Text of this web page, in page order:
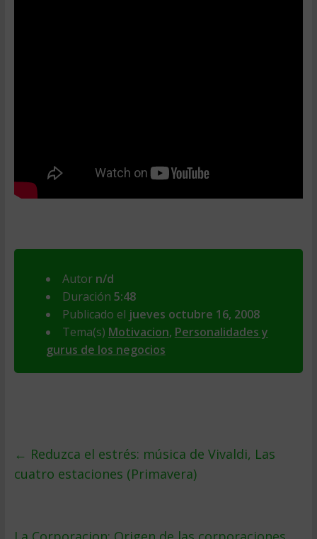
Autor n/d
Duración 5:48
Publicado el jueves octubre 16, 2008
Tema(s) Motivacion, Personalidades y
gurus de los negocios
← Reduzca el estrés: música de Vivaldi, Las
cuatro estaciones (Primavera)